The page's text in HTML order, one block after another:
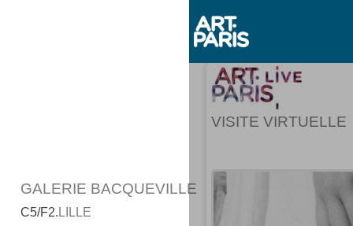
GALERIE BACQUEVILLE
C5/F2. LILLE
VISITE VIRTUELLE